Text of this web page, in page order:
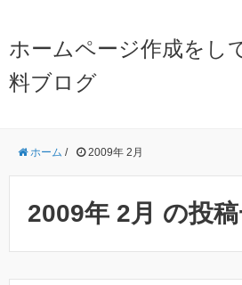
ホームページ作成をし
料ブログ
ホーム / 2009年 2月
2009年 2月 の投